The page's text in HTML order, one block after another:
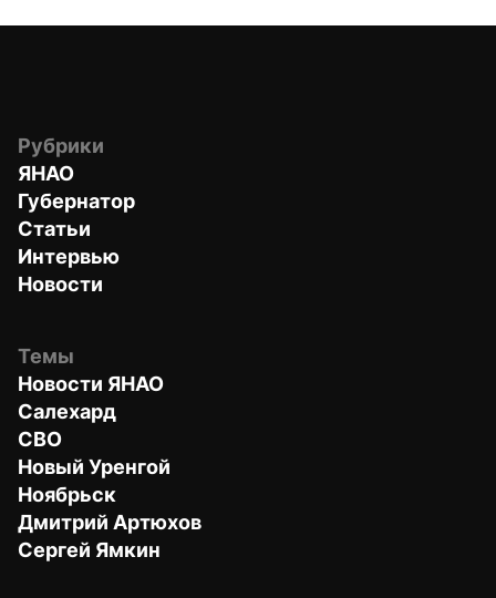
Рубрики
ЯНАО
Губернатор
Статьи
Интервью
Новости
Темы
Новости ЯНАО
Салехард
СВО
Новый Уренгой
Ноябрьск
Дмитрий Артюхов
Сергей Ямкин